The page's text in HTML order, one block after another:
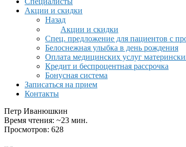
Акции и скидки
Назад
Акции и скидки
Спец. предложение для пациентов с
Белоснежная улыбка в день рождения
Оплата медицинских услуг
Кредит и беспроцентная рассрочка
Бонусная система
Записаться на прием
Контакты
Петр Иванюшкин
Время чтения: ~23 мин.
Просмотров: 628